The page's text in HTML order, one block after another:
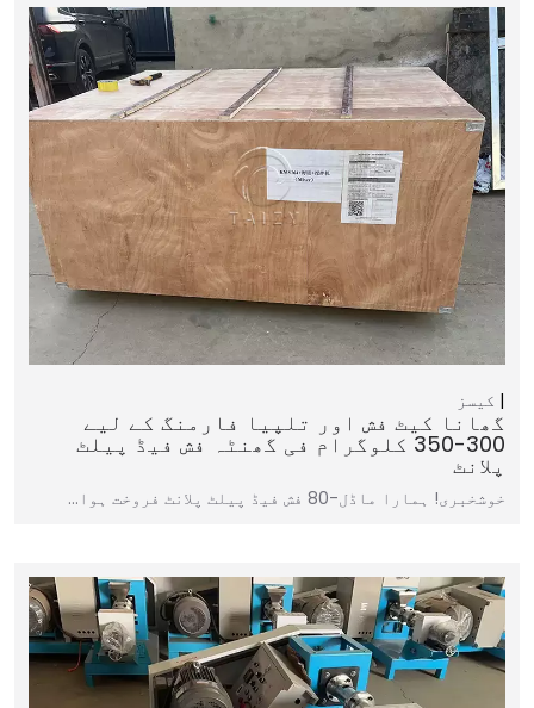
کیسز
گھانا کیٹ فش اور تلپیا فارمنگ کے لیے
300-350 کلوگرام فی گھنٹہ فش فیڈ پیلٹ
پلانٹ
خوشخبری! ہمارا ماڈل-80 فش فیڈ پیلٹ پلانٹ فروخت ہوا…